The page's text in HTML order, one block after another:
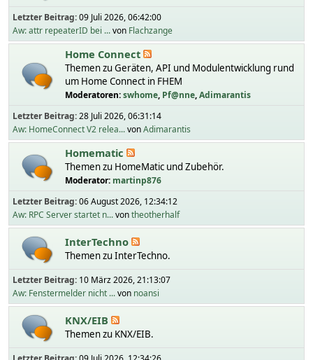
Letzter Beitrag:09 Juli 2026, 06:42:00
Aw: attr repeaterID bei ...von Flachzange
Home Connect
Themen zu Geräten, API und Modulentwicklung rund
um Home Connect in FHEM
Moderatoren:swhome, Pf@nne,Adimarantis
Letzter Beitrag:28 Juli 2026, 06:31:14
Aw: HomeConnect V2 relea...vonAdimarantis
Homematic
Themen zu HomeMatic und Zubehör.
Moderator: martinp876
Letzter Beitrag:06 August 2026, 12:34:12
Aw: RPC Server startet n...vontheotherhalf
InterTechno
Themen zu InterTechno.
Letzter Beitrag: 10 März 2026, 21:13:07
Aw: Fenstermelder nicht ...von noansi
KNX/EIB
Themen zu KNX/EIB.